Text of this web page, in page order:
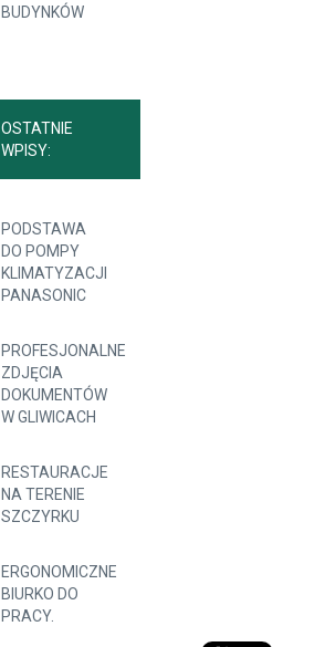
BUDYNKÓW
OSTATNIE
WPISY:
PODSTAWA
DO POMPY
KLIMATYZACJI
PANASONIC
PROFESJONALNE
ZDJĘCIA
DOKUMENTÓW
W GLIWICACH
RESTAURACJE
NA TERENIE
SZCZYRKU
ERGONOMICZNE
BIURKO DO
PRACY.